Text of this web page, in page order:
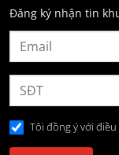
Đăng ký nhận tin
Tôi đồng ý với